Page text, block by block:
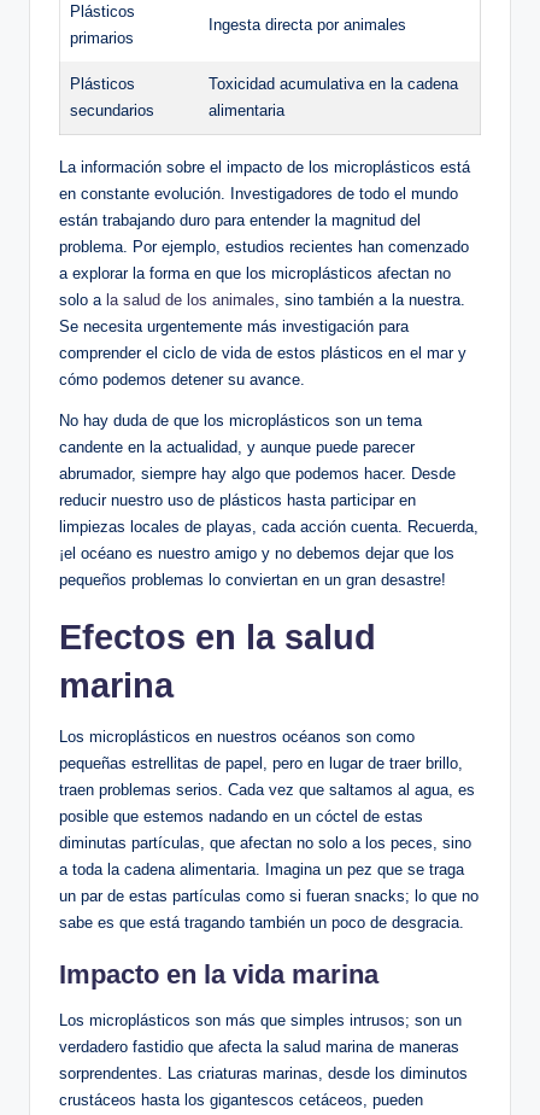
Plásticos
primarios
Ingesta directa por ⁣animales
Plásticos
secundarios
Toxicidad acumulativa en la cadena⁢
alimentaria
La información sobre el impacto de los microplásticos está
en constante evolución. Investigadores de todo el⁢ mundo
están trabajando duro para ⁢entender la magnitud del
problema. Por ejemplo, estudios‌ recientes han comenzado
a explorar la forma ⁢en que los microplásticos afectan no
solo a la salud de los animales , sino también a la nuestra.
Se necesita urgentemente ⁢más investigación para
comprender el‌ ciclo‍ de vida de estos plásticos en el mar y
⁢cómo podemos detener ⁢su avance.
No hay duda de​ que⁢ los microplásticos son un tema
candente en la actualidad,⁤ y aunque puede parecer
abrumador, siempre hay algo que podemos hacer. Desde‌
reducir nuestro uso de plásticos hasta participar en
limpiezas locales de playas, cada acción cuenta. Recuerda,
¡el océano es nuestro amigo y no debemos dejar que los
pequeños problemas‍ lo conviertan en un ⁣gran desastre!
Efectos en la salud
marina
Los microplásticos en‍ nuestros océanos son ⁤como
pequeñas estrellitas de papel, pero en lugar de traer brillo,
traen problemas serios. Cada vez ‌que saltamos al agua, es
posible que estemos nadando​ en⁤ un cóctel de estas
diminutas partículas, que afectan‌ no solo a los peces, sino⁤
a toda la cadena alimentaria. Imagina un​ pez que se traga
un par de estas partículas como si fueran⁣ snacks; lo que no⁤
sabe es que está tragando también un poco de desgracia.
Impacto en la vida marina
Los microplásticos son más ‌que simples intrusos; son un
verdadero⁣ fastidio que afecta la salud marina de ⁢maneras
sorprendentes. Las criaturas marinas, desde los diminutos
crustáceos hasta los gigantescos cetáceos, pueden